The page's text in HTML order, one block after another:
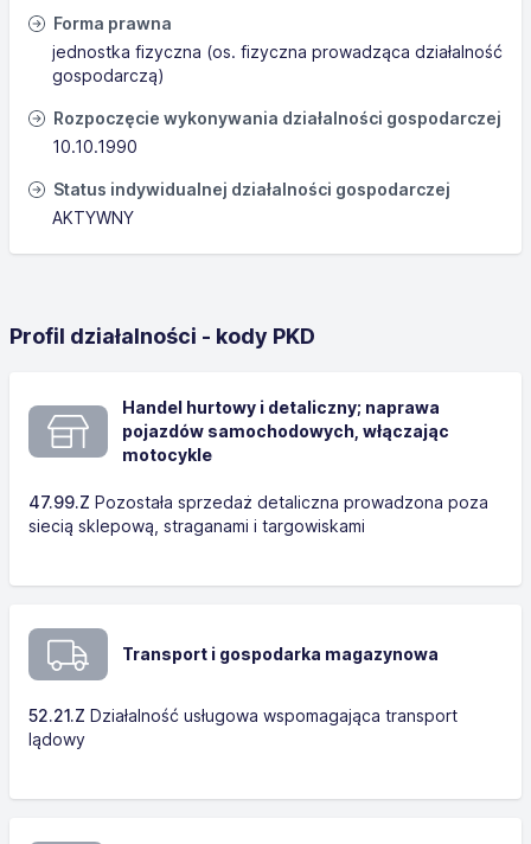
Forma prawna
jednostka fizyczna (os. fizyczna prowadząca działalność
gospodarczą)
Rozpoczęcie wykonywania działalności gospodarczej
10.10.1990
Status indywidualnej działalności gospodarczej
AKTYWNY
Profil działalności - kody PKD
Handel hurtowy i detaliczny; naprawa
pojazdów samochodowych, włączając
motocykle
47.99.Z Pozostała sprzedaż detaliczna prowadzona poza
siecią sklepową, straganami i targowiskami
Transport i gospodarka magazynowa
52.21.Z Działalność usługowa wspomagająca transport
lądowy